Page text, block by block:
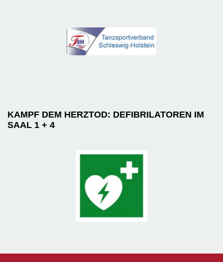
KAMPF DEM HERZTOD: DEFIBRILATOREN IM
SAAL 1 + 4